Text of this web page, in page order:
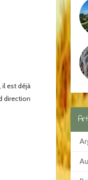
il est déjà
direction